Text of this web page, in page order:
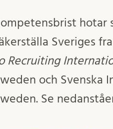
hotar
Sveriges
Recruiting
och Svenska
Se